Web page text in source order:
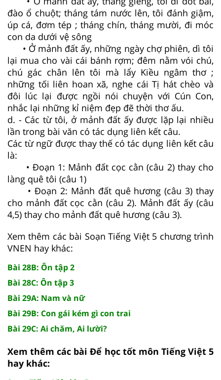
đào ổ chuột; tháng tám nước lên, tôi đánh giậm,
úp cá, đơm tép ; tháng chín, tháng mười, đi móc
con da dưới vệ sông
• Ở mảnh đất ấy, những ngày chợ phiên, dì tôi
lại mua cho vài cái bánh rợm; đêm nằm vói chú,
chú gác chân lên tôi mà lẩy Kiều ngâm thơ ;
những tối liên hoan xã, nghe cái Tị hát chèo và
đôi lúc lại được ngồi nói chuyện với Cún Con,
nhắc lại những kỉ niệm đẹp đẽ thời thơ ấu.
d. - Các từ tôi, ở mảnh đất ấy được lặp lại nhiều
lần trong bài văn có tác dụng liên kết câu.
Các từ ngữ được thay thế có tác dụng liên kết câu
là:
• Đoạn 1: Mảnh đất cọc cằn (câu 2) thay cho
làng quê tôi (câu 1)
• Đoạn 2: Mảnh đất quê hương (câu 3) thay
cho mảnh đất cọc cằn (câu 2). Mảnh đất ấy (câu
4,5) thay cho mảnh đất quê hương (câu 3).
Xem thêm các bài Soạn Tiếng Việt 5 chương trình
VNEN hay khác:
Bài 28B: Ôn tập 2
Bài 28C: Ôn tập 3
Bài 29A: Nam và nữ
Bài 29B: Con gái kém gì con trai
Bài 29C: Ai chăm, Ai lười?
Xem thêm các bài Để học tốt môn Tiếng Việt 5
hay khác: